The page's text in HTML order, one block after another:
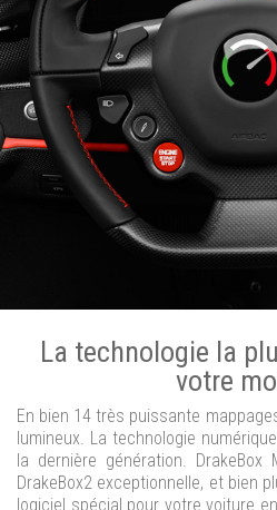
La technologie la
votre
En bien 14 très puissante
lumineux. La technologie
la dernière génération.
DrakeBox2 exceptionnelle, et bien
logiciel spécial pour votre voiture